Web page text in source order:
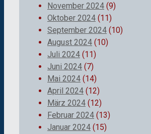
November 2024 (9)
Oktober 2024 (11)
September 2024 (10)
August 2024 (10)
Juli 2024 (11)
Juni 2024 (7)
Mai 2024 (14)
April 2024 (12)
März 2024 (12)
Februar 2024 (13)
Januar 2024 (15)